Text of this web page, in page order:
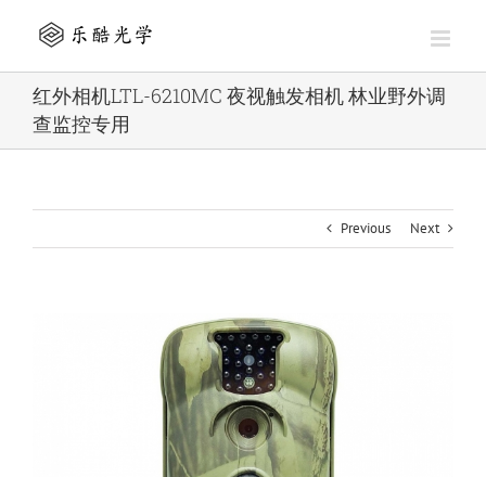
红外相机LTL-6210MC 夜视触发相机 林业野外调
查监控专用
Previous Next